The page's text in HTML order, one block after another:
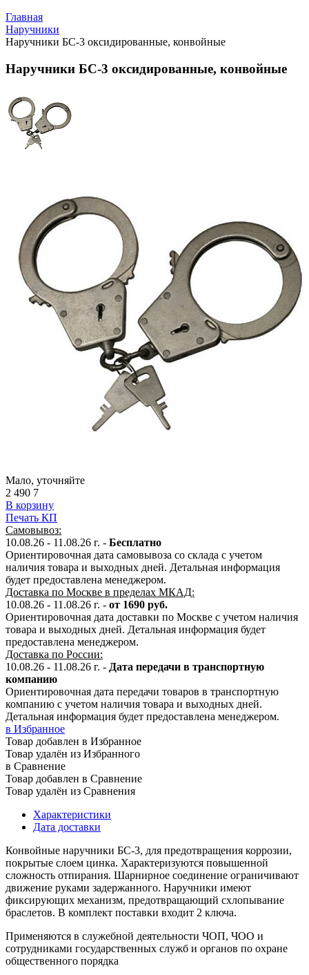
Главная
Наручники
Наручники БС-3 оксидированные, конвойные
Наручники БС-3 оксидированные, конвойные
Мало, уточняйте
2 490 7
В корзину
Печать КП
Самовывоз:
10.08.26 - 11.08.26 г. - Бесплатно
Ориентировочная дата самовывоза со склада с учетом
наличия товара и выходных дней. Детальная информация
будет предоставлена менеджером.
Доставка по Москве в пределах МКАД:
10.08.26 - 11.08.26 г. - от 1690 руб.
Ориентировочная дата доставки по Москве с учетом наличия
товара и выходных дней. Детальная информация будет
предоставлена менеджером.
Доставка по России:
10.08.26 - 11.08.26 г. - Дата передачи в транспортную
компанию
Ориентировочная дата передачи товаров в транспортную
компанию с учетом наличия товара и выходных дней.
Детальная информация будет предоставлена менеджером.
в Избранное
Товар добавлен в Избранное
Товар удалён из Избранного
в Сравнение
Товар добавлен в Сравнение
Товар удалён из Сравнения
Характеристики
Дата доставки
Конвойные наручники БС-3, для предотвращения коррозии,
покрытые слоем цинка. Характеризуются повышенной
сложность отпирания. Шарнирное соединение ограничивают
движение руками задержанного. Наручники имеют
фиксирующих механизм, предотвращающий схлопывание
браслетов. В комплект поставки входит 2 ключа.
Применяются в служебной деятельности ЧОП, ЧОО и
сотрудниками государственных служб и органов по охране
общественного порядка